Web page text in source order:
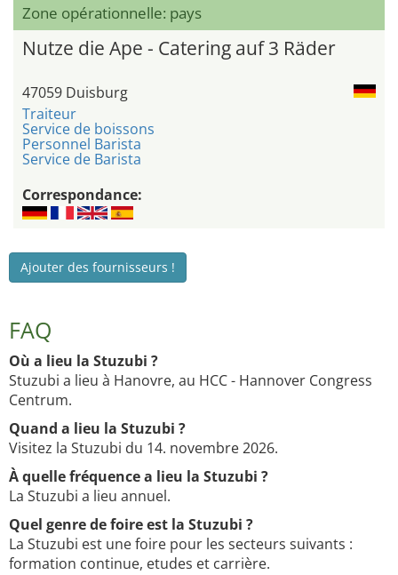
Zone opérationnelle: pays
Nutze die Ape - Catering auf 3 Räder
47059 Duisburg
Traiteur
Service de boissons
Personnel Barista
Service de Barista
Correspondance:
Ajouter des fournisseurs !
FAQ
Où a lieu la Stuzubi ?
Stuzubi a lieu à Hanovre, au HCC - Hannover Congress
Centrum.
Quand a lieu la Stuzubi ?
Visitez la Stuzubi du 14. novembre 2026.
À quelle fréquence a lieu la Stuzubi ?
La Stuzubi a lieu annuel.
Quel genre de foire est la Stuzubi ?
La Stuzubi est une foire pour les secteurs suivants :
formation continue, etudes et carrière.